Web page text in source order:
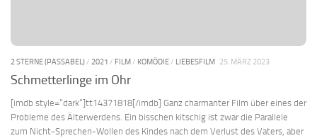
2 STERNE (PASSABEL) / 2021 / FILM / KOMÖDIE / LIEBESFILM 25. MÄRZ 2023
Schmetterlinge im Ohr
[imdb style=“dark“]tt14371818[/imdb] Ganz charmanter Film über eines der
Probleme des Älterwerdens. Ein bisschen kitschig ist zwar die Parallele
zum Nicht-Sprechen-Wollen des Kindes nach dem Verlust des Vaters, aber